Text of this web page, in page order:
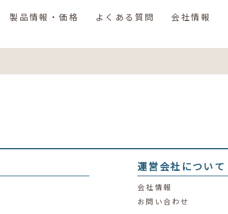
製品情報・価格 よくある質問 会社情報
運営会社について
会社情報
お問い合わせ